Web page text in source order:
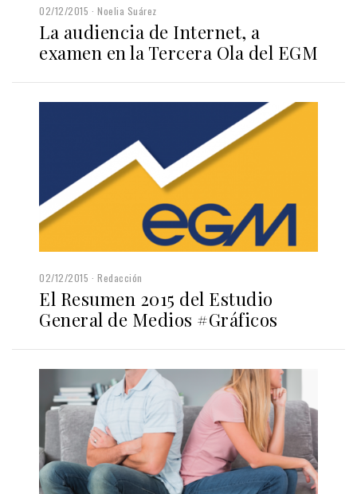
02/12/2015 Noelia Suárez
La audiencia de Internet, a
examen en la Tercera Ola del EGM
02/12/2015 Redacción
El Resumen 2015 del Estudio
General de Medios #Gráficos